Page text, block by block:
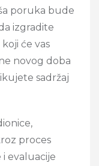
poruka bude
izgradite
će vas
novog doba
sadržaj
proces
i evaluacije